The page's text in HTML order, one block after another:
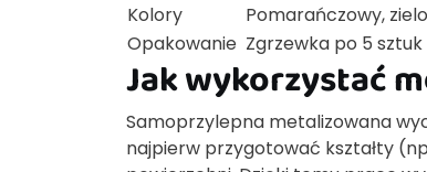
Kolory
Pomarańczowy,
Opakowanie Zgrzewka po 5 sztuk
Jak wykorzystać
Samoprzylepna metalizowana
najpierw przygotować kształty